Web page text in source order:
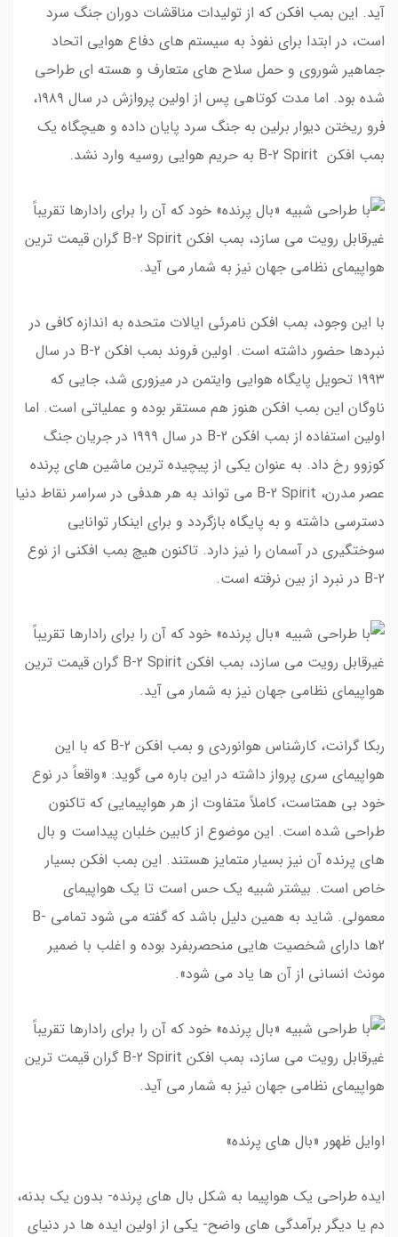
آید. این بمب افکن که از تولیدات مناقشات دوران جنگ سرد
است، در ابتدا برای نفوذ به سیستم های دفاع هوایی اتحاد
جماهیر شوروی و حمل سلاح های متعارف و هسته ای طراحی
شده بود. اما مدت کوتاهی پس از اولین پروازش در سال ۱۹۸۹،
فرو ریختن دیوار برلین به جنگ سرد پایان داده و هیچگاه یک
بمب افکن B-2 Spirit به حریم هوایی روسیه وارد نشد.
با این وجود، بمب افکن نامرئی ایالات متحده به اندازه کافی در
نبردها حضور داشته است. اولین فروند بمب افکن B-2 در سال
۱۹۹۳ تحویل پایگاه هوایی وایتمن در میزوری شد، جایی که
ناوگان این بمب افکن هنوز هم مستقر بوده و عملیاتی است. اما
اولین استفاده از بمب افکن B-2 در سال ۱۹۹۹ در جریان جنگ
کوزوو رخ داد. به عنوان یکی از پیچیده ترین ماشین های پرنده
عصر مدرن، B-2 Spirit می تواند به هر هدفی در سراسر نقاط دنیا
دسترسی داشته و به پایگاه بازگردد و برای اینکار توانایی
سوختگیری در آسمان را نیز دارد. تاکنون هیچ بمب افکنی از نوع
B-2 در نبرد از بین نرفته است.
ربکا گرانت، کارشناس هوانوردی و بمب افکن B-2 که با این
هواپیمای سری پرواز داشته در این باره می گوید: «واقعاً در نوع
خود بی همتاست، کاملاً متفاوت از هر هواپیمایی که تاکنون
طراحی شده است. این موضوع از کابین خلبان پیداست و بال
های پرنده آن نیز بسیار متمایز هستند. این بمب افکن بسیار
خاص است. بیشتر شبیه یک حس است تا یک هواپیمای
معمولی. شاید به همین دلیل باشد که گفته می شود تمامی B-
2ها دارای شخصیت هایی منحصربفرد بوده و اغلب با ضمیر
مونث انسانی از آن ها یاد می شود».
اوایل ظهور «بال های پرنده»
ایده طراحی یک هواپیما به شکل بال های پرنده- بدون یک بدنه،
دم یا دیگر برآمدگی های واضح- یکی از اولین ایده ها در دنیای